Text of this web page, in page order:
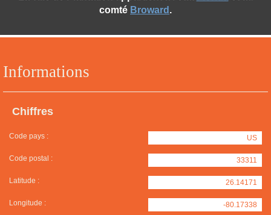
Informations
Chiffres
Code pays : US
Code postal : 33311
Latitude : 26.14171
Longitude : -80.17338
comté Broward .